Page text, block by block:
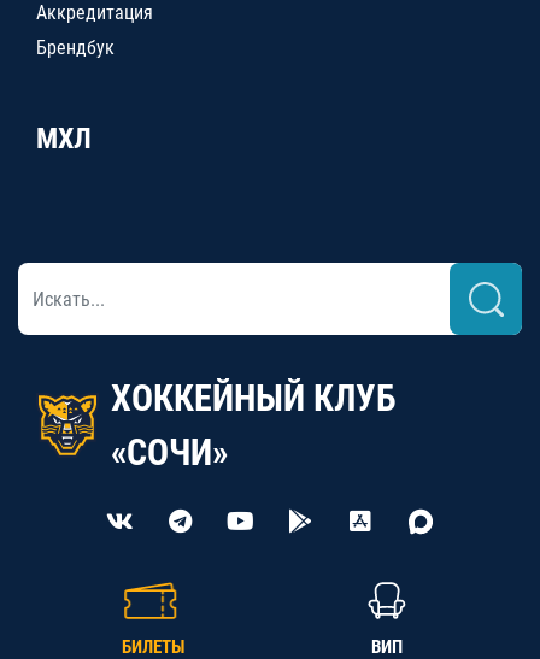
Аккредитация
Брендбук
МХЛ
ХОККЕЙНЫЙ КЛУБ
«СОЧИ»
БИЛЕТЫ ВИП